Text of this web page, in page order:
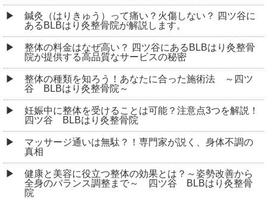
鍼灸（はりきゅう）って痛い？火傷しない？ 四ツ谷に
あるBLBはり灸整骨院が解説します。
整体の料金はなぜ高い？ 四ツ谷にあるBLBはり灸整骨
院が提供する高品質なサービスの秘密
整体の種類を知ろう！あなたに合った施術法 ～四ツ
谷 BLBはり灸整骨院～
妊娠中に整体を受けることは可能？注意点3つを解説！
四ツ谷 BLBはり灸整骨院
マッサージ通いは無駄？！専門家が説く、身体不調の
真相
健康と美容に役立つ整体の効果とは？～姿勢改善から
全身のバランス調整まで～ 四ツ谷 BLBはり灸整骨
院